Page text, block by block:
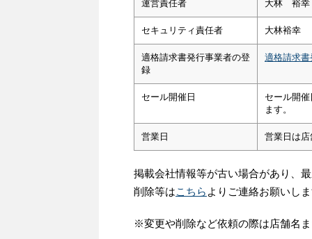
運営責任者 大林 裕幸
セキュリティ責任者 大林裕幸
適格請求書発行事業者の登
録
適格請求
セール開催日
セール開
ます。
営業日 営業日は
掲載会社情報等が古い場合があり、
削除等はこちら よりご連絡お願いし
※変更や削除など依頼の際は店舗名